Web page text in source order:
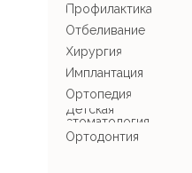
Хирургия
Отбеливание
Профилактика
Ортодонтия
Детская
стоматология
Имплантация
Ортопедия